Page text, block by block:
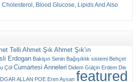
Blood Glucose, Lipids And Also
Telli Ahmet Şık Ahmet Şık'ın
Erdogan Bakişın Senin Bağışıklık sistemi Behçet
Çöl Cumartesi Anneleri Didem Gülçin Erdem Die
ALLAN POE Eren Aysan featured